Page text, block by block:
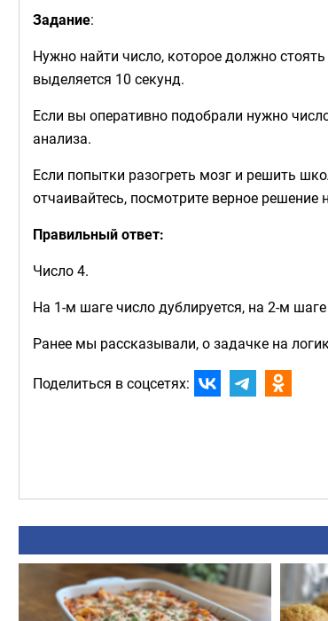
Задание:
Нужно найти число, которое должно
выделяется 10 секунд.
Если вы оперативно подобрали нужно
анализа.
Если попытки разогреть мозг и решить
отчаивайтесь, посмотрите верное решение
Правильный ответ:
Число 4.
На 1-м шаге число дублируется, на 2-м
Ранее мы рассказывали, о задачке на
Поделиться в соцсетях: